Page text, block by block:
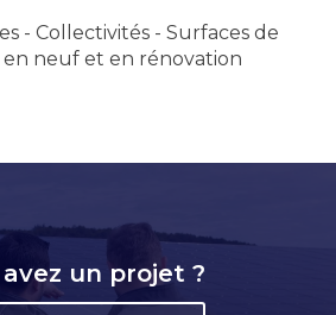
- Collectivités - Surfaces de
neuf et en rénovation
un projet ?